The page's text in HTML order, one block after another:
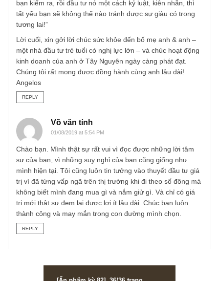
(1) Như BBT đã nhiều lần chia sẻ rằng ta nên có nhiều
nguồn thu nhập khác nhau để không gây áp lực quá lớn
khi con đường của anh đi, dù có cực nhọc chút dạo đầu,
nhưng rất đúng hướng và đáng ủng hộ. Như anh thấy,
cố gắng kiếm lời nhanh trong ngắn hạn bằng việc dùng
bẩy margin, không kĩ lưỡng trong hoạt động phân tích sẽ
gây ra hậu quả cho ta lớn đến chừng nào…
chúng tôi rất tâm đắc: “Nếu bạn biết cách chi tiêu ít hơn
bạn kiếm ra, rồi đầu tư nó một cách kỷ luật, kiên nhẫn, thì
tất yếu bạn sẽ không thể nào tránh được sự giàu có trong
tương lai!”
Lời cuối, xin gởi lời chúc sức khỏe đến bố mẹ anh & anh –
một nhà đầu tư trẻ tuổi có nghị lực lớn – và chúc hoạt
kinh doanh của anh ở Tây Nguyên ngày càng phát đạt.
Chúng tôi rất mong được đồng hành cùng anh lâu dài!
Angelos
Võ văn tính
01/08/2019 at 5:54 PM